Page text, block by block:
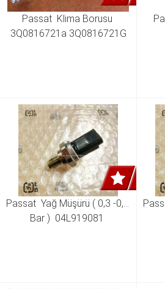
Passat  Klima Borusu
3Q0816721a 3Q0816721G
Passat  Yağ Müşürü ( 0,3 -0,6
Bar )  04L919081